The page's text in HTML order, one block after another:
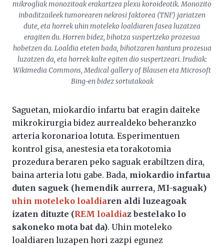
mikrogliak monozitoak erakartzea plexu koroideotik. Monozito
inbaditzaileek tumorearen nekrosi faktorea (TNF) jariatzen
dute, eta horrek uhin moteleko loaldiaren fasea luzatzea
eragiten du. Horren bidez, bihotza suspertzeko prozesua
hobetzen da. Loaldia eteten bada, bihotzaren hantura prozesua
luzatzen da, eta horrek kalte egiten dio suspertzeari. Irudiak:
Wikimedia Commons, Medical gallery of Blausen eta Microsoft
Bing-en bidez sortutakoak
Saguetan, miokardio infartu bat eragin daiteke
mikrokirurgia bidez aurrealdeko beheranzko
arteria koronarioa lotuta. Esperimentuen
kontrol gisa, anestesia eta torakotomia
prozedura beraren peko saguak erabiltzen dira,
baina arteria lotu gabe. Bada, miokardio infartua
duten saguek (hemendik aurrera, MI-saguak)
uhin moteleko loaldiaren aldi luzeagoak
izaten dituzte (REM loaldiaz bestelako lo
sakoneko mota bat da). Uhin moteleko
loaldiaren luzapen hori zazpi egunez